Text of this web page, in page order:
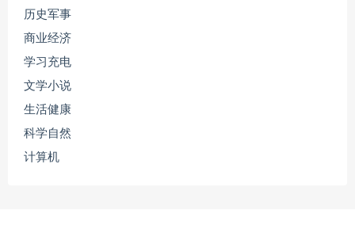
历史军事
商业经济
学习充电
文学小说
生活健康
科学自然
计算机